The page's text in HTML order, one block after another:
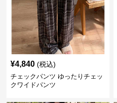
¥4,840 (税込)
チェックパンツ ゆったりチェッ
クワイドパンツ